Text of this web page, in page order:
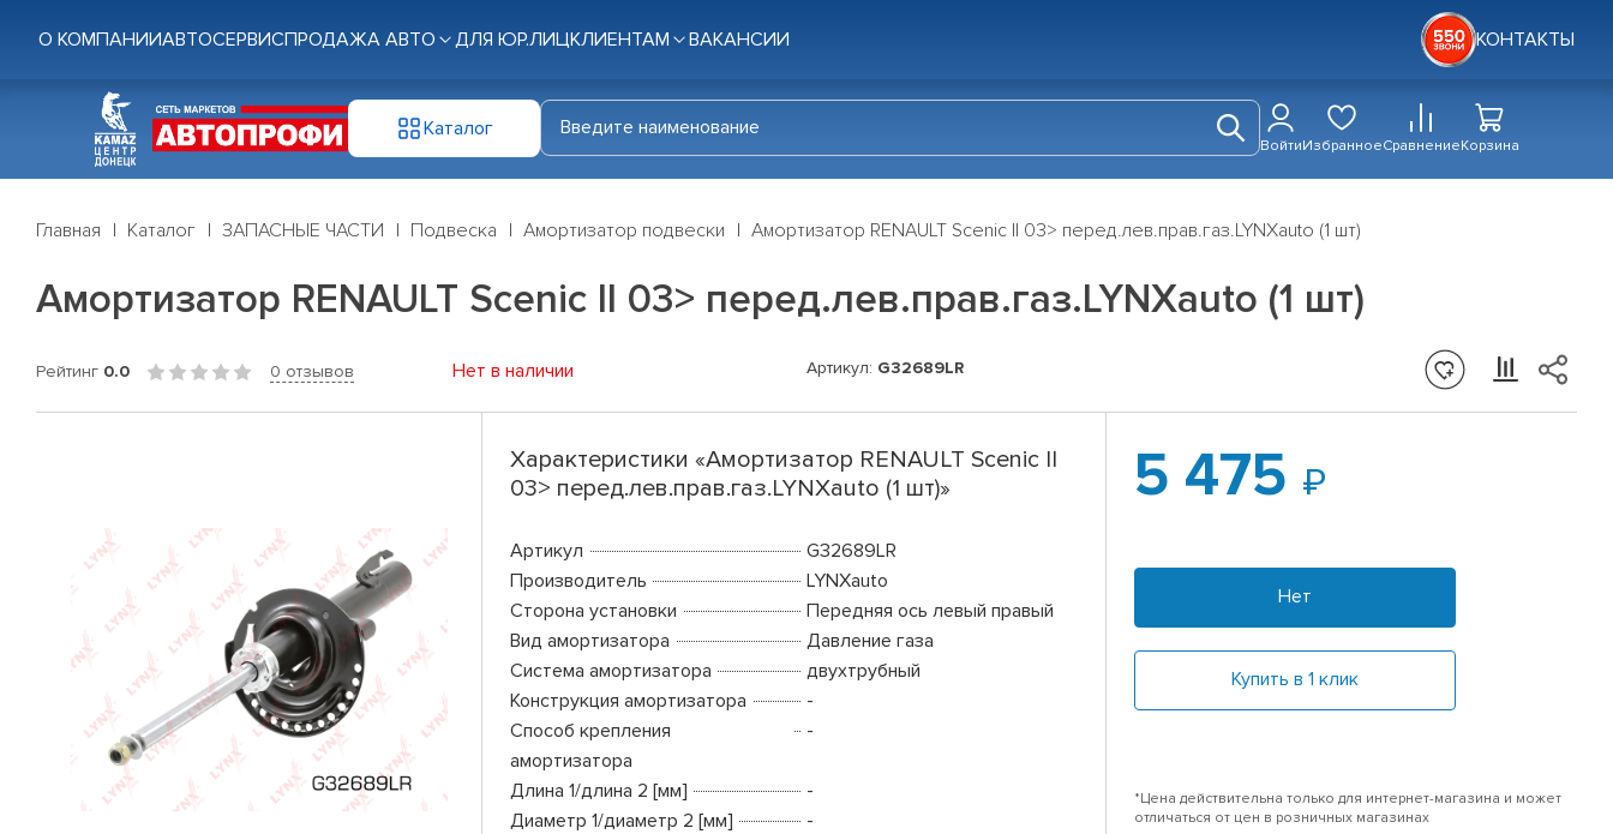
О КОМПАНИИАВТОСЕРВИСПРОДАЖА АВТО ДЛЯ ЮР.ЛИЦКЛИЕНТАМ ВАКАНСИИ КОНТАКТЫ
Каталог
ВойтиИзбранноеСравнениеКорзина
Главная Каталог ЗАПАСНЫЕ ЧАСТИ Подвеска Амортизатор подвески Амортизатор RENAULT Scenic II 03> перед.лев.прав.газ.LYNXauto (1 шт)
Амортизатор RENAULT Scenic II 03> перед.лев.прав.газ.LYNXauto (1 шт)
Рейтинг 0.0 0 отзывов Нет в наличии Артикул: G32689LR
Характеристики «Амортизатор RENAULT Scenic II
03> перед.лев.прав.газ.LYNXauto (1 шт)»
Артикул
G32689LR
Производитель
LYNXauto
Сторона установки
Передняя ось левый правый
Вид амортизатора
Давление газа
Система амортизатора
двухтрубный
Конструкция амортизатора
-
Способ крепления
амортизатора
-
Длина 1/длина 2 [мм]
-
Диаметр 1/диаметр 2 [мм]
-
5 475
Нет
Купить в 1 клик
*Цена действительна только для интернет-магазина и может
отличаться от цен в розничных магазинах